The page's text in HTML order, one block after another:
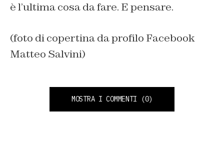
è l’ultima cosa da fare. E pensare.
(foto di copertina da profilo Facebook
Matteo Salvini)
MOSTRA I COMMENTI (0)